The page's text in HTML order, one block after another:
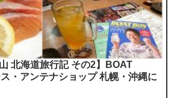
北海道旅行記 その2】BOAT
・アンテナショップ 札幌・沖縄に